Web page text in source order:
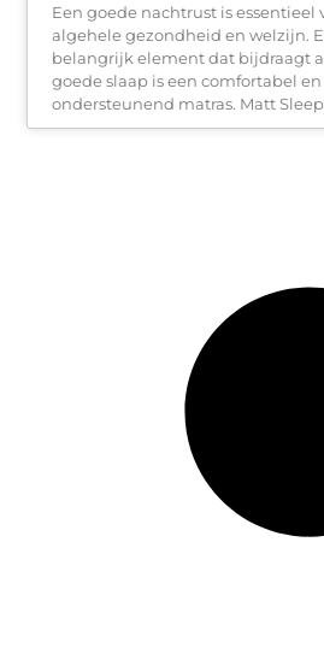
Een goede nachtrust is essentieel
algehele gezondheid en welzijn.
belangrijk element dat bijdraagt
goede slaap is een comfortabel en
ondersteunend matras. Matt